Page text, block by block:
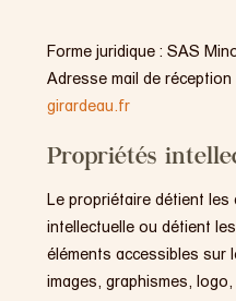
Forme juridique :SAS
Adresse mail de réception
girardeau.fr
Propriétés
Le propriétaire détient
intellectuelle ou détient
éléments accessibles sur
images, graphismes,